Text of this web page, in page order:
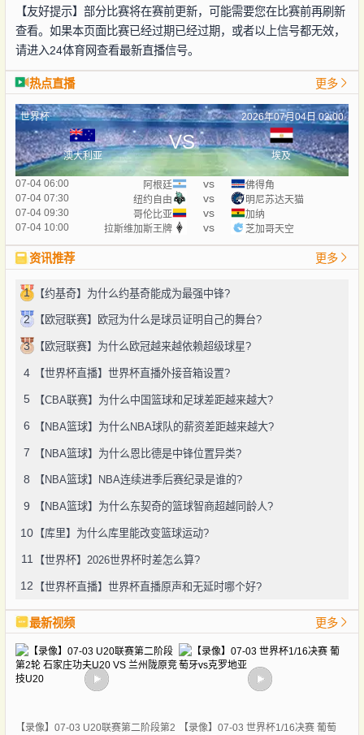
【友好提示】部分比赛将在赛前更新，可能需要您在比赛前再刷新
查看。如果本页面比赛已经过期已经过期，或者以上信号都无效，
请进入24体育网查看最新直播信号。
热点直播 更多
世界杯 2026年07月04日 02:00
澳大利亚
VS
埃及
07-04 06:00 阿根廷 vs
佛得角
07-04 07:30
纽约自由 vs
明尼苏达天猫
07-04 09:30
哥伦比亚 vs
加纳
07-04 10:00
拉斯维加斯王牌 vs 芝加哥天空
资讯推荐 更多
1 【约基奇】为什么约基奇能成为最强中锋?
2 【欧冠联赛】欧冠为什么是球员证明自己的舞台?
3 【欧冠联赛】为什么欧冠越来越依赖超级球星?
4 【世界杯直播】世界杯直播外接音箱设置?
5 【CBA联赛】为什么中国篮球和足球差距越来越大?
6 【NBA篮球】为什么NBA球队的薪资差距越来越大?
7 【NBA篮球】为什么恩比德是中锋位置异类?
8 【NBA篮球】NBA连续进季后赛纪录是谁的?
9 【NBA篮球】为什么东契奇的篮球智商超越同龄人?
10 【库里】为什么库里能改变篮球运动?
11 【世界杯】2026世界杯时差怎么算?
12 【世界杯直播】世界杯直播原声和无延时哪个好?
最新视频 更多
【录像】07-03 U20联赛第二阶段第2
【录像】07-03 世界杯1/16决赛 葡萄